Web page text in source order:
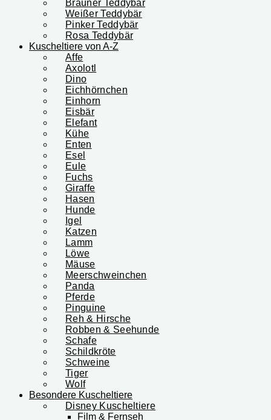
Brauner Teddybär
Weißer Teddybär
Pinker Teddybär
Rosa Teddybär
Kuscheltiere von A-Z
Affe
Axolotl
Dino
Eichhörnchen
Einhorn
Eisbär
Elefant
Kühe
Enten
Esel
Eule
Fuchs
Giraffe
Hasen
Hunde
Igel
Katzen
Lamm
Löwe
Mäuse
Meerschweinchen
Panda
Pferde
Pinguine
Reh & Hirsche
Robben & Seehunde
Schafe
Schildkröte
Schweine
Tiger
Wolf
Besondere Kuscheltiere
Disney Kuscheltiere
Film & Fernseh